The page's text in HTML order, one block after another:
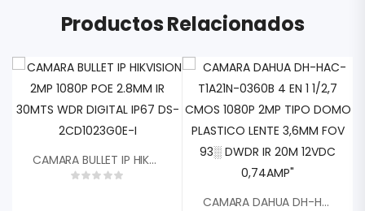
Productos Relacionados
CAMARA BULLET IP HIKVISION 2MP 1080P POE 2.8MM IR 30MTS WDR DIGITAL IP67 DS-2CD1023G0E-I
CAMARA DAHUA DH-HAC-T1A21N-0360B 4 EN 1 1/2,7 CMOS 1080P 2MP TIPO DOMO PLASTICO LENTE 3,6MM FOV 93░ DWDR IR 20M 12VDC 0,74AMP»